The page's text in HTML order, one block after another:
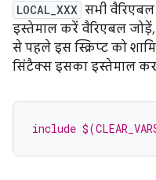
LOCAL_XXX सभी
इस्तेमाल करें वैरिएबल
से पहले इस स्क्रिप्ट को
सिंटैक्स इसका इस्तेमाल
include